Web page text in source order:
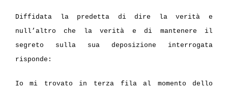
Diffidata la predetta di dire la verità e
null’altro che la verità e di mantenere il
segreto sulla sua deposizione interrogata
risponde:
Io mi trovato in terza fila al momento dello